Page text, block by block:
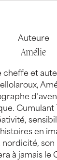
Auteure
Amélie
cheffe et
Cumulant
en
nordicité,
à jamais le